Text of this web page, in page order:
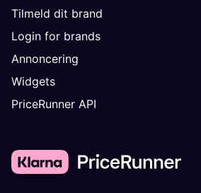
Tilmeld dit brand
Login for brands
Annoncering
Widgets
PriceRunner API